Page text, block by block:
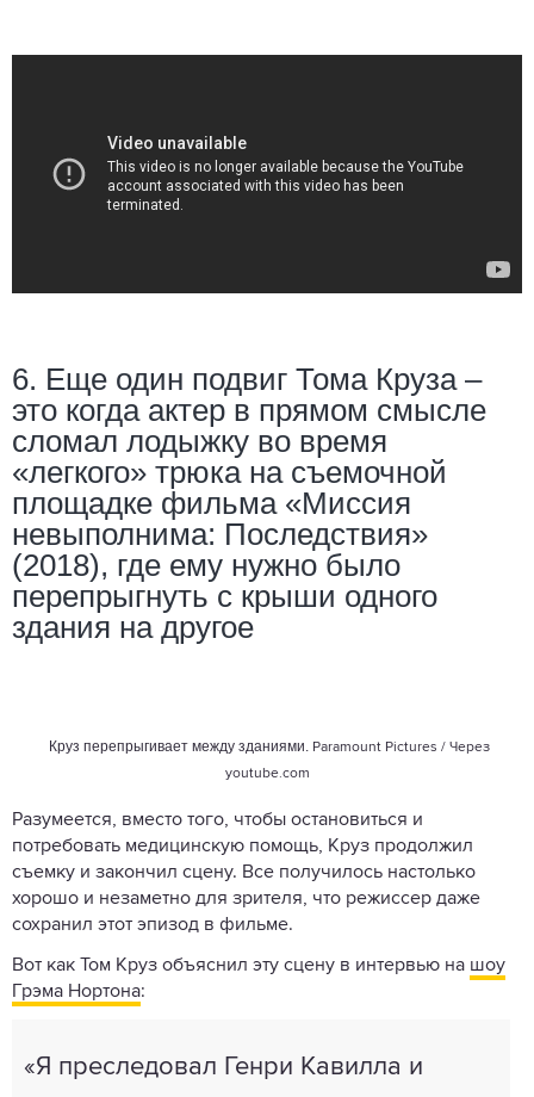
6. Еще один подвиг Тома Круза –
это когда актер в прямом смысле
сломал лодыжку во время
«легкого» трюка на съемочной
площадке фильма «Миссия
невыполнима: Последствия»
(2018), где ему нужно было
перепрыгнуть с крыши одного
здания на другое
Круз перепрыгивает между зданиями. Paramount Pictures / Через
youtube.com
Разумеется, вместо того, чтобы остановиться и
потребовать медицинскую помощь, Круз продолжил
съемку и закончил сцену. Все получилось настолько
хорошо и незаметно для зрителя, что режиссер даже
сохранил этот эпизод в фильме.
Вот как Том Круз объяснил эту сцену в интервью на шоу
Грэма Нортона:
«Я преследовал Генри Кавилла и